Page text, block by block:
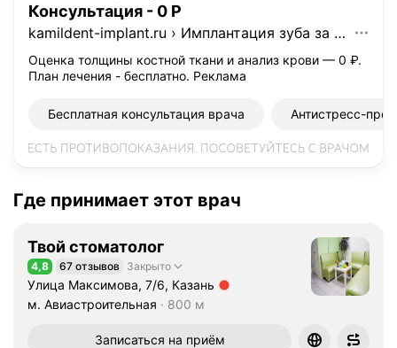
Консультация - 0 Р
kamildent-implant.ru › Имплантация зуба за 1 день в Казани. Консультация - 0 Р
Оценка толщины костной ткани и анализ крови — 0 ₽.
План лечения - бесплатно. Реклама
Бесплатная консультация врача Антистресс-
Где принимает этот врач
Твой стоматолог
Рейтинг 4,8 из 5
4,8 67 отзывов Закрыто
Улица Максимова, 7/6, Казань
Метро м. Авиастроительная Расстояние 800 м
м. Авиастроительная 800 м
Записаться на приём